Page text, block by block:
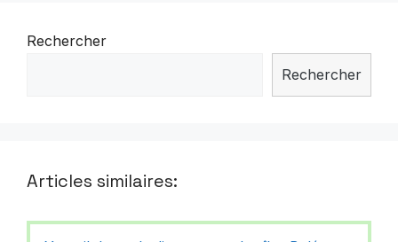
Rechercher
Rechercher
Articles similaires: